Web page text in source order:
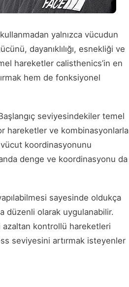
yalnızca vücudun
dayanıklılığı, esnekliği ve
hareketler calisthenics’in en
hem de fonksiyonel
seviyesindekiler temel
hareketler ve kombinasyonlarla
koordinasyonunu
denge ve koordinasyonu da
sayesinde oldukça
düzenli olarak uygulanabilir.
azaltan kontrollü hareketleri
seviyesini artırmak isteyenler